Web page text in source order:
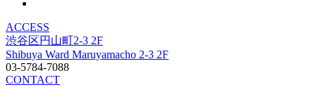
ACCESS
渋谷区円山町2-3 2F
Shibuya Ward Maruyamacho 2-3 2F
03-5784-7088
CONTACT